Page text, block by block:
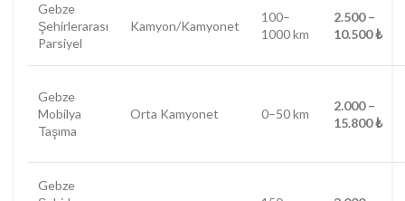
Gebze
Şehirlerarası
Parsiyel
Kamyon/Kamyonet
100–
1000 km
2.500 –
10.500 ₺
Gebze
Mobilya
Taşıma
Orta Kamyonet 0–50 km
2.000 –
15.800 ₺
Gebze